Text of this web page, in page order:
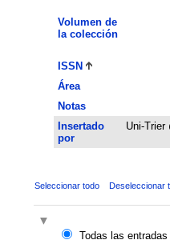
Volumen de
la colección
ISSN
Área
Notas
Insertado
por
Uni-Trier
Seleccionar todo Deseleccionar
Todas las entradas